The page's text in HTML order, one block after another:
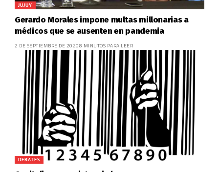
JUJUY
Gerardo Morales impone multas millonarias a
médicos que se ausenten en pandemia
2 DE SEPTIEMBRE DE 20208 MINUTOS PARA LEER
DEBATES